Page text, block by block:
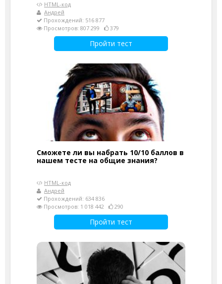
HTML-код
Андрей
Прохождений: 516 877
Просмотров: 807 299
379
Пройти тест
Сможете ли вы набрать 10/10 баллов в
нашем тесте на общие знания?
HTML-код
Андрей
Прохождений: 634 836
Просмотров: 1 018 442
290
Пройти тест